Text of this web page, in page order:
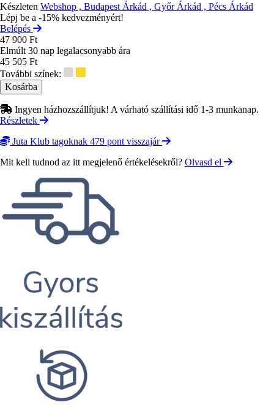
Készleten Webshop , Budapest Árkád , Győr Árkád , Pécs Árkád
Lépj be a -15% kedvezményért!
Belépés
47 900 Ft
Elmúlt 30 nap legalacsonyabb ára
45 505 Ft
További színek:
Ingyen házhozszállítjuk! A várható szállítási idő 1-3 munkanap.
Részletek
Juta Klub tagoknak 479 pont visszajár
Mit kell tudnod az itt megjelenő értékelésekről? Olvasd el